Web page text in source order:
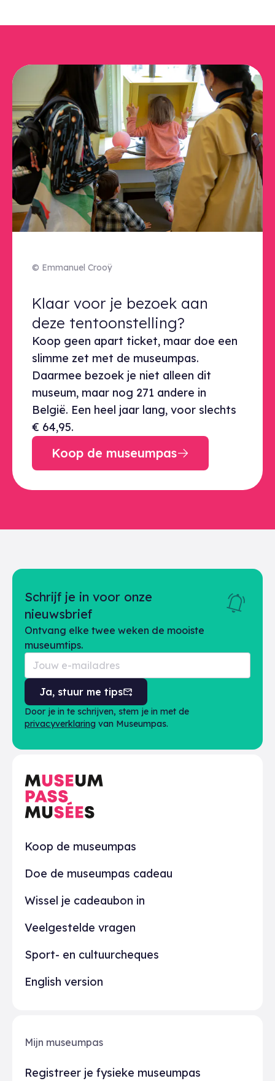
© Emmanuel Crooÿ
Klaar voor je bezoek aan deze
Klaar voor je bezoek aan
deze tentoonstelling?
Koop geen apart ticket, maar doe een
slimme zet met de museumpas.
Daarmee bezoek je niet alleen dit
museum, maar nog 271 andere in
België. Een heel jaar lang, voor slechts
€ 64,95.
Koop de museumpas
Praktisch
Koop de museumpas
Doe de museumpas cadeau
Wissel je cadeaubon in
Veelgestelde vragen
Sport- en cultuurcheques
English version
Schrijf je in voor onze
nieuwsbrief
Ontvang elke twee weken de mooiste
museumtips.
Ja, stuur me tips
Door je in te schrijven, stem je in met de
privacyverklaring van Museumpas.
Mijn museumpas
Registreer je fysieke museumpas